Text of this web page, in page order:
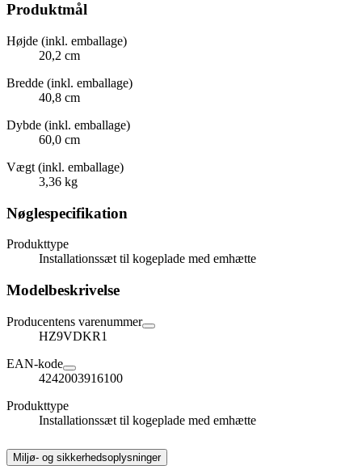
Produktmål
Højde (inkl. emballage)
20,2 cm
Bredde (inkl. emballage)
40,8 cm
Dybde (inkl. emballage)
60,0 cm
Vægt (inkl. emballage)
3,36 kg
Nøglespecifikation
Produkttype
Installationssæt til kogeplade med emhætte
Modelbeskrivelse
Producentens varenummer
HZ9VDKR1
EAN-kode
4242003916100
Produkttype
Installationssæt til kogeplade med emhætte
Miljø- og sikkerhedsoplysninger